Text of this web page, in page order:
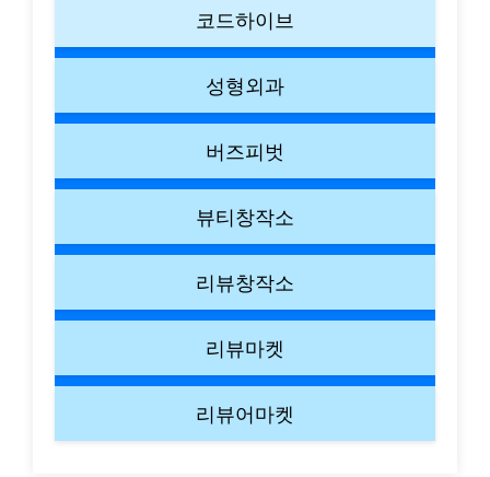
코드하이브
성형외과
버즈피벗
뷰티창작소
리뷰창작소
리뷰마켓
리뷰어마켓